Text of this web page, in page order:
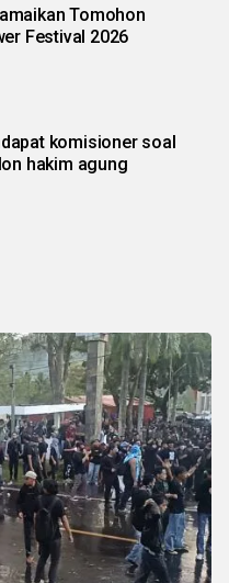
Tomohon
Festival 2026
komisioner soal
hakim agung